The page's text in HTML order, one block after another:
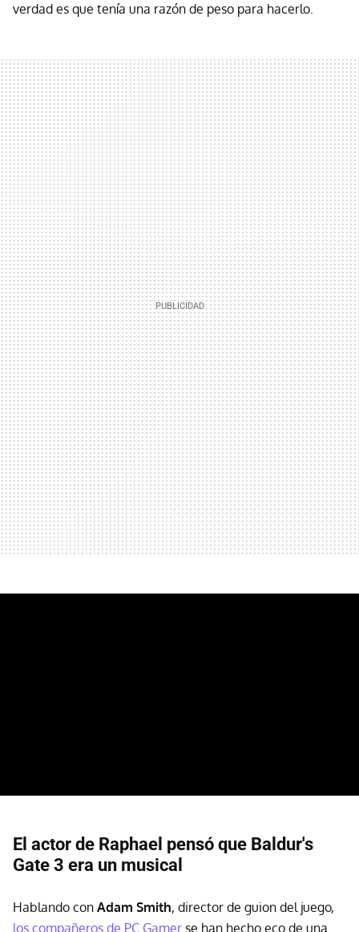
verdad es que tenía una razón de peso para hacerlo.
El actor de Raphael pensó que Baldur's
Gate 3 era un musical
Hablando con Adam Smith, director de guion del juego,
los compañeros de PC Gamer se han hecho eco de una